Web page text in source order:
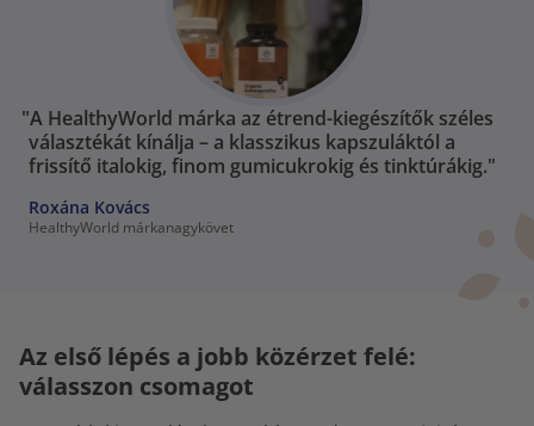
"A HealthyWorld márka az étrend-kiegészítők széles
választékát kínálja – a klasszikus kapszuláktól a
frissítő italokig, finom gumicukrokig és tinktúrákig."
Roxána Kovács
HealthyWorld márkanagykövet
Az első lépés a jobb közérzet felé:
válasszon csomagot